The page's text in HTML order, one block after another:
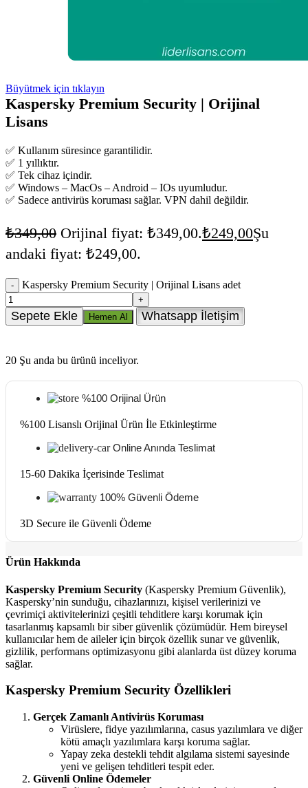
Büyütmek için tıklayın
Kaspersky Premium Security | Orijinal
Lisans
✅ Kullanım süresince garantilidir.
✅ 1 yıllıktır.
✅ Tek cihaz içindir.
✅ Windows – MacOs – Android – IOs uyumludur.
✅ Sadece antivirüs koruması sağlar. VPN dahil değildir.
₺349,00 Orijinal fiyat: ₺349,00.₺249,00Şu
andaki fiyat: ₺249,00.
Kaspersky Premium Security | Orijinal Lisans adet
Sepete Ekle Hemen Al Whatsapp İletişim
20 Şu anda bu ürünü inceliyor.
%100 Orijinal Ürün
%100 Lisanslı Orijinal Ürün İle Etkinleştirme
Online Anında Teslimat
15-60 Dakika İçerisinde Teslimat
100% Güvenli Ödeme
3D Secure ile Güvenli Ödeme
Ürün Hakkında
Kaspersky Premium Security (Kaspersky Premium Güvenlik),
Kaspersky’nin sunduğu, cihazlarınızı, kişisel verilerinizi ve
çevrimiçi aktivitelerinizi çeşitli tehditlere karşı korumak için
tasarlanmış kapsamlı bir siber güvenlik çözümüdür. Hem bireysel
kullanıcılar hem de aileler için birçok özellik sunar ve güvenlik,
gizlilik, performans optimizasyonu gibi alanlarda üst düzey koruma
sağlar.
Kaspersky Premium Security Özellikleri
Gerçek Zamanlı Antivirüs Koruması
Virüslere, fidye yazılımlarına, casus yazılımlara ve diğer
kötü amaçlı yazılımlara karşı koruma sağlar.
Yapay zeka destekli tehdit algılama sistemi sayesinde
yeni ve gelişen tehditleri tespit eder.
Güvenli Online Ödemeler